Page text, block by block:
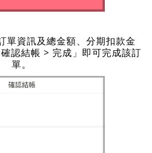
單資訊及總金額、分期扣款金
認結帳 > 完成」即可完成該訂
單。